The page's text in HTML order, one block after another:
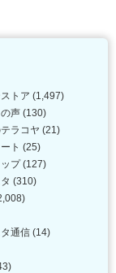
トア (1,497)
声 (130)
ラコヤ (21)
ト (25)
プ(127)
(310)
通信 (14)